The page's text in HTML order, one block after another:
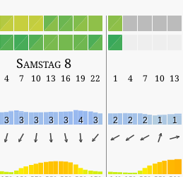
Samstag 8
4 7 10 13 16 19 22 1 4 7 10 13
3 3 3 3 3 4 3 2 2 2 1 1